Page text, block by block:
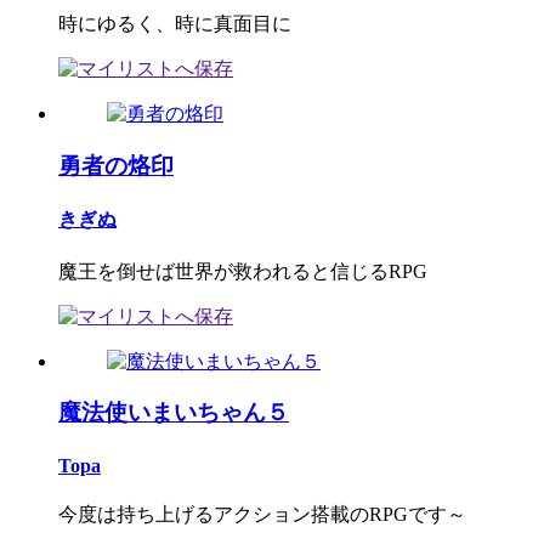
時にゆるく、時に真面目に
勇者の烙印
きぎぬ
魔王を倒せば世界が救われると信じるRPG
魔法使いまいちゃん５
Topa
今度は持ち上げるアクション搭載のRPGです～